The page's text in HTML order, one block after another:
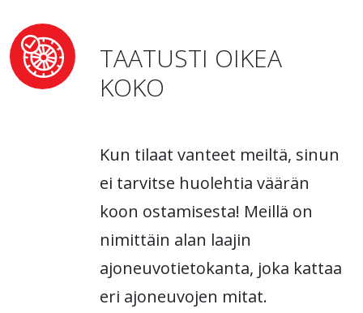
TAATUSTI OIKEA
KOKO
Kun tilaat vanteet meiltä, sinun
ei tarvitse huolehtia väärän
koon ostamisesta! Meillä on
nimittäin alan laajin
ajoneuvotietokanta, joka kattaa
eri ajoneuvojen mitat.